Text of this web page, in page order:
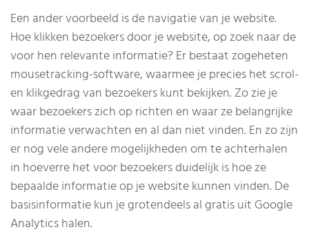
Een ander voorbeeld is de navigatie van je website.
Hoe klikken bezoekers door je website, op zoek naar de
voor hen relevante informatie? Er bestaat zogeheten
mousetracking-software, waarmee je precies het scrol-
en klikgedrag van bezoekers kunt bekijken. Zo zie je
waar bezoekers zich op richten en waar ze belangrijke
informatie verwachten en al dan niet vinden. En zo zijn
er nog vele andere mogelijkheden om te achterhalen
in hoeverre het voor bezoekers duidelijk is hoe ze
bepaalde informatie op je website kunnen vinden. De
basisinformatie kun je grotendeels al gratis uit Google
Analytics halen.